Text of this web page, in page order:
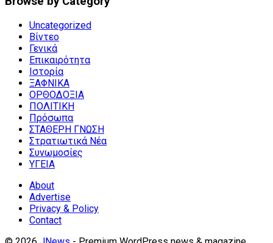
Uncategorized
Βίντεο
Γενικά
Επικαιρότητα
Ιστορία
ΞΑΦΝΙΚΑ
ΟΡΘΟΔΟΞΙΑ
ΠΟΛΙΤΙΚΗ
Πρόσωπα
ΣΤΑΘΕΡΗ ΓΝΩΣΗ
Στρατιωτικά Νέα
Συνωμοσίες
ΥΓΕΙΑ
About
Advertise
Privacy & Policy
Contact